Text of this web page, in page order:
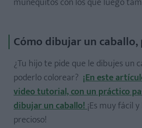
Cómo dibujar un caballo,
¿Tu hijo te pide que le dibujes un
poderlo colorear? ¡En este
video tutorial, con un práctico
dibujar un caballo!¡Es muy fácil
precioso!